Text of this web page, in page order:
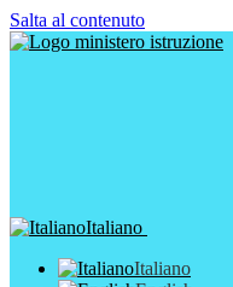
Salta al contenuto
Italiano
Italiano